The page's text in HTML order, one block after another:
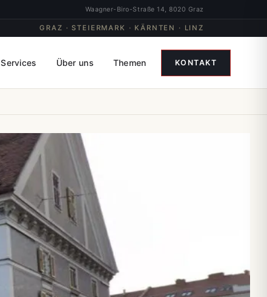
Waagner-Biro-Straße 14, 8020 Graz
GRAZ · STEIERMARK · KÄRNTEN · LINZ
Services Über uns Themen KONTAKT